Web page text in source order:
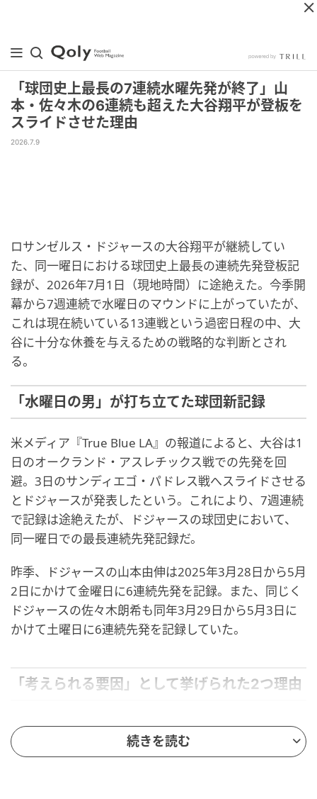
「球団史上最長の7連続水曜先発が終了」山
本・佐々木の6連続も超えた大谷翔平が登板を
スライドさせた理由
2026.7.9
ロサンゼルス・ドジャースの大谷翔平が継続してい
た、同一曜日における球団史上最長の連続先発登板記
録が、2026年7月1日（現地時間）に途絶えた。今季開
幕から7週連続で水曜日のマウンドに上がっていたが、
これは現在続いている13連戦という過密日程の中、大
谷に十分な休養を与えるための戦略的な判断とされ
る。
「水曜日の男」が打ち立てた球団新記録
米メディア『True Blue LA』の報道によると、大谷は1
日のオークランド・アスレチックス戦での先発を回
避。3日のサンディエゴ・パドレス戦へスライドさせる
とドジャースが発表したという。これにより、7週連続
で記録は途絶えたが、ドジャースの球団史において、
同一曜日での最長連続先発記録だ。
昨季、ドジャースの山本由伸は2025年3月28日から5月
2日にかけて金曜日に6連続先発を記録。また、同じく
ドジャースの佐々木朗希も同年3月29日から5月3日に
かけて土曜日に6連続先発を記録していた。
「考えられる要因」として挙げられた2つ理由
大谷が今季中5日以内の間隔で登板したのは1度のみで
あり、今回は休養を優先して間隔を空けるための措置
続きを読む